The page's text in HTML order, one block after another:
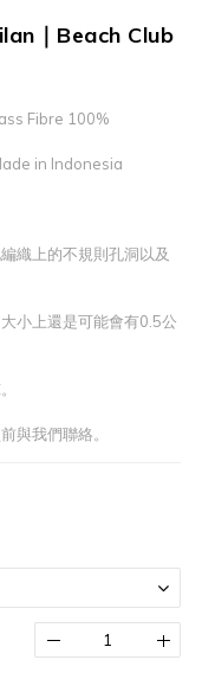
｜Beach Club
Fibre 100%
in Indonesia
織上的不規則孔洞以及
小上還是可能會有0.5公
與我們聯絡。